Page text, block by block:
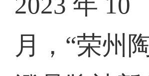
月，“荣州